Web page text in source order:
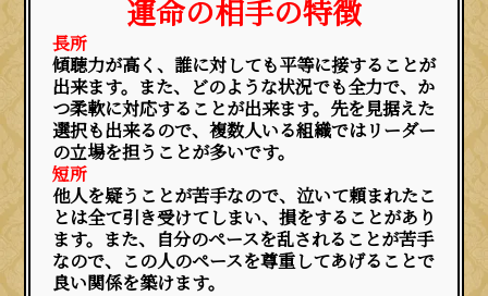
運命の相手の特徴
長所
傾聴力が高く、誰に対しても平等に接することが
出来ます。また、どのような状況でも全力で、か
つ柔軟に対応することが出来ます。先を見据えた
選択も出来るので、複数人いる組織ではリーダー
の立場を担うことが多いです。
短所
他人を疑うことが苦手なので、泣いて頼まれたこ
とは全て引き受けてしまい、損をすることがあり
ます。また、自分のペースを乱されることが苦手
なので、この人のペースを尊重してあげることで
良い関係を築けます。